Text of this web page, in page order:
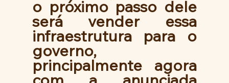
o próximo passo dele
será vender essa
infraestrutura para o
governo,
principalmente agora